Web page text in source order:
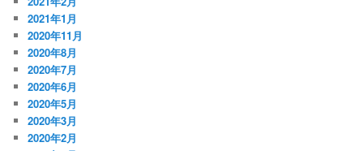
2021年1月
2020年11月
2020年8月
2020年7月
2020年6月
2020年5月
2020年3月
2020年2月